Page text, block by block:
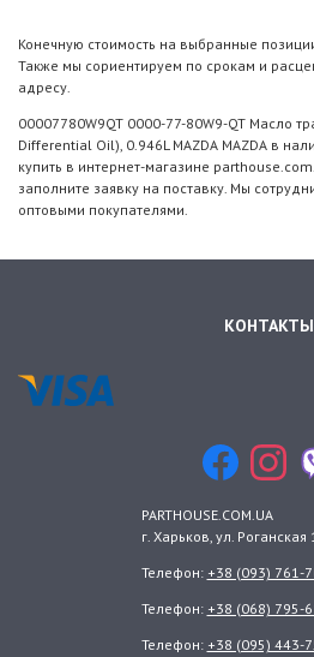
Конечную стоимость на выбранные
Также мы сориентируем по срокам и
адресу.
00007780W9QT 0000-77-80W9-QT Масло
Differential Oil), 0.946L MAZDA MAZDA в
купить в интернет-магазине
заполните заявку на поставку. Мы
оптовыми покупателями.
КОНТАКТЫ
PARTHOUSE.COM.UA
г. Харьков, ул. Роганская
Телефон: +38 (093) 761-
Телефон: +38 (068) 795-
Телефон: +38 (095) 443-